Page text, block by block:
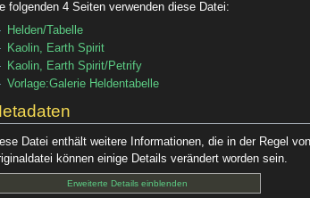
folgenden 4 Seiten verwenden diese Datei:
Helden/Tabelle
Kaolin, Earth Spirit
Kaolin, Earth Spirit/Petrify
Vorlage:Galerie Heldentabelle
Datei enthält weitere Informationen, die in der Regel
können einige Details verändert worden sein.
Erweiterte Details einblenden